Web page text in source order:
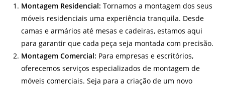
Montagem Residencial: Tornamos a montagem dos seus
móveis residenciais uma experiência tranquila. Desde
camas e armários até mesas e cadeiras, estamos aqui
para garantir que cada peça seja montada com precisão.
Montagem Comercial: Para empresas e escritórios,
oferecemos serviços especializados de montagem de
móveis comerciais. Seja para a criação de um novo